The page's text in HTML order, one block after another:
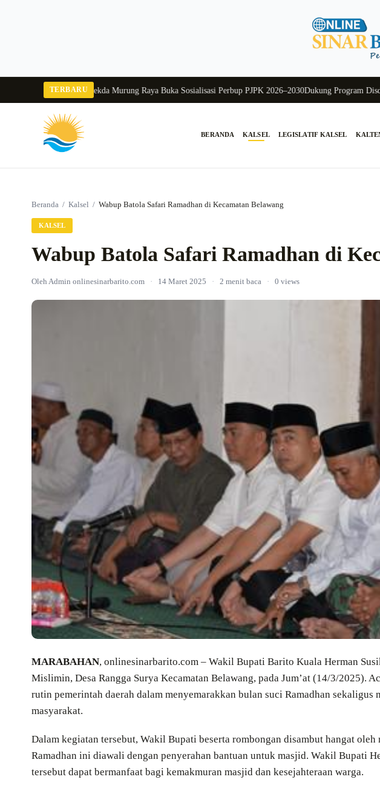
TERBARU
Balang 2026Pj Sekda Murung Raya Buka Sosialisasi Perbup PJPK 2026–2030Dukung Program Disdikbud
BERANDA KALSEL LEGISLATIF KALSEL
Beranda / Kalsel / Wabup Batola Safari Ramadhan di Kecamatan Belawang
KALSEL
Wabup Batola Safari Ramadhan di
Oleh Admin onlinesinarbarito.com · 14 Maret 2025 · 2 menit baca · 0 views
MARABAHAN, onlinesinarbarito.com – Wakil Bupati Barito Kuala Herman
Mislimin, Desa Rangga Surya Kecamatan Belawang, pada Jum’at (14/3/2025).
rutin pemerintah daerah dalam menyemarakkan bulan suci Ramadhan sekaligus
masyarakat.
Dalam kegiatan tersebut, Wakil Bupati beserta rombongan disambut hangat oleh
Ramadhan ini diawali dengan penyerahan bantuan untuk masjid. Wakil Bupati
tersebut dapat bermanfaat bagi kemakmuran masjid dan kesejahteraan warga.